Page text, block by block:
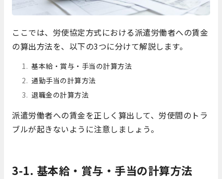
ここでは、労使協定方式における派遣労働者への賃金
の算出方法を、以下の3つに分けて解説します。
基本給・賞与・手当の計算方法
通勤手当の計算方法
退職金の計算方法
派遣労働者への賃金を正しく算出して、労使間のトラ
ブルが起きないように注意しましょう。
3-1. 基本給・賞与・手当の計算方法